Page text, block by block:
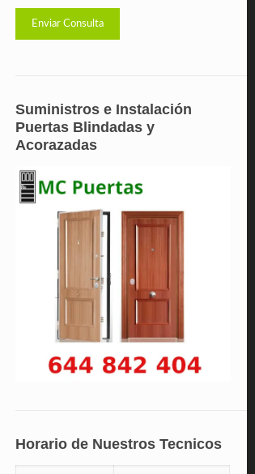
Suministros e Instalación
Puertas Blindadas y
Acorazadas
Horario de Nuestros Tecnicos